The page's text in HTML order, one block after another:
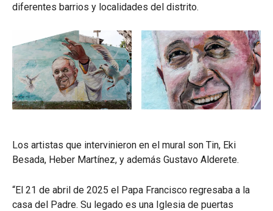
diferentes barrios y localidades del distrito.
Los artistas que intervinieron en el mural son Tin, Eki
Besada, Heber Martínez, y además Gustavo Alderete.
“El 21 de abril de 2025 el Papa Francisco regresaba a la
casa del Padre. Su legado es una Iglesia de puertas